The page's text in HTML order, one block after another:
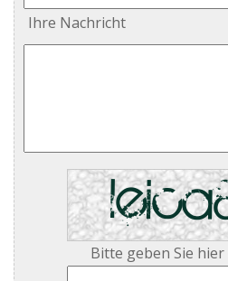
Ihre Nachricht
Bitte geben Sie